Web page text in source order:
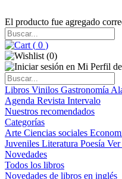
El producto fue agregado
( 0 )
(0)
Libros Vinilos Gastronomía
Agenda Revista Intervalo
Nuestros recomendados
Categorías
Arte Ciencias sociales
Juveniles Literatura Poesía Ver
Novedades
Todos los libros
Novedades de libros en inglés